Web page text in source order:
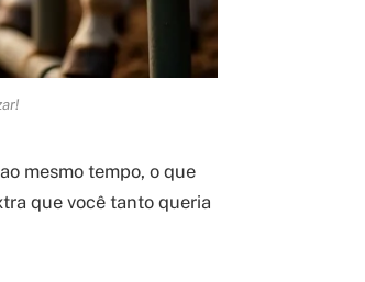
mesmo tempo, o que
que você tanto queria